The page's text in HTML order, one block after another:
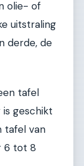
olie- of
uitstraling
derde, de
tafel
geschikt
tafel van
6 tot 8